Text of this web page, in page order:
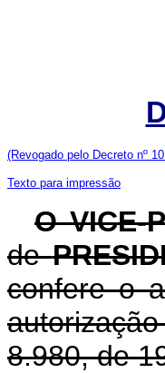
(Revogado pelo Decreto nº
Texto para impressão
O VICE-
de
confere o
8.980, de